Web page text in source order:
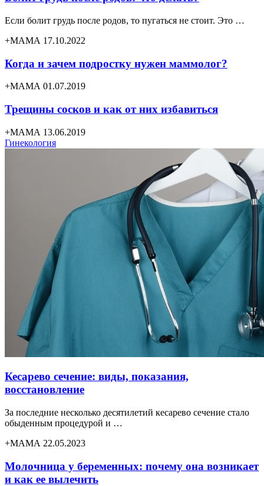
Если болит грудь после родов, то пугаться не стоит. Это …
+МАМА 17.10.2022
Когда и зачем подростку нужен маммолог?
+МАМА 01.07.2019
Трещины сосков и как от них избавиться
+МАМА 13.06.2019
Гинекология
Кесарево сечение: виды, показания,
восстановление
За последние несколько десятилетий кесарево сечение стало
обыденным процедурой и …
+МАМА 22.05.2023
Молочница у беременных: почему она возникает
и как ее вылечить